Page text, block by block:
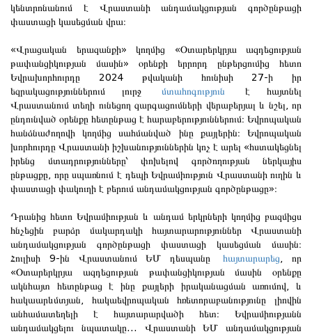
կենտրոնանում է Վրաստանի անդամակցության գործընթացի
փաստացի կասեցման վրա։
«Վրացական երազանքի» կողմից «Օտարերկրյա ազդեցության
թափանցիկության մասին» օրենքի երրորդ ընթերցումից հետո
Եվրախորհուրդը 2024 թվականի հունիսի 27-ի իր
եզրակացություններում լուրջ մտահոգություն է հայտնել
Վրաստանում տեղի ունեցող զարգացումների վերաբերյալ և նշել, որ
ընդունված օրենքը հետընթաց է հարաբերություններում։ Եվրոպական
հանձնաժողովի կողմից սահմանված ինը քայլերին։ Եվրոպական
խորհուրդը Վրաստանի իշխանություններին կոչ է արել «հստակեցնել
իրենց մտադրությունները՝ փոխելով գործողության ներկայիս
ընթացքը, որը սպառնում է դեպի Եվրամիություն Վրաստանի ուղին և
փաստացի փակուղի է բերում անդամակցության գործընթացը»։
Դրանից հետո Եվրամիության և անդամ երկրների կողմից բազմիցս
հնչեցին բարձր մակարդակի հայտարարություններ Վրաստանի
անդամակցության գործընթացի փաստացի կասեցման մասին։
Հուլիսի 9-ին Վրաստանում ԵՄ դեսպանըհայտարարեց , որ
«Օտարերկրյա ազդեցության թափանցիկության մասին օրենքը
ակնհայտ հետընթաց է ինը քայլերի իրականացման առումով, և
հակաարևմտյան, հակաեվրոպական հռետորաբանությունը լիովին
անհամատեղելի է հայտարարվածի հետ։ Եվրամիությանն
անդամակցելու նպատակը... Վրաստանի ԵՄ անդամակցության